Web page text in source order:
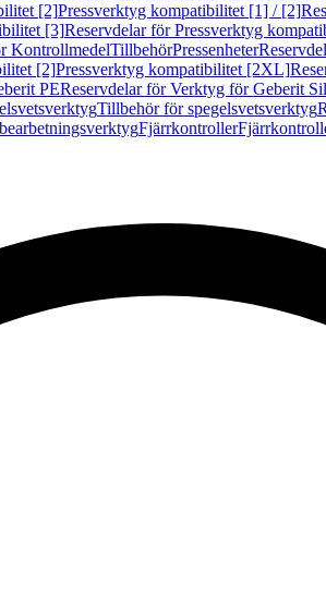
[2]Pressverktyg kompatibilitet [1] / [2]
[3]Reservdelar för Pressverktyg
KontrollmedelTillbehörPressenheter
[2]Pressverktyg kompatibilitet [2XL]
PEReservdelar för Verktyg för Geberit
Tillbehör för spegelsvetsverktyg
Fjärrkontroller